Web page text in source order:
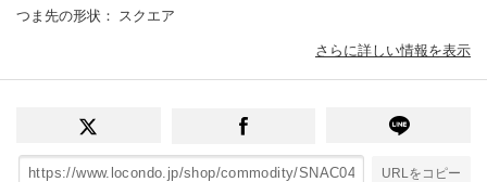
つま先の形状 ： スクエア
さらに詳しい情報を表示
URLをコピー